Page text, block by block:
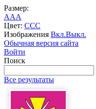
Размер:
AAA
Цвет: CCC
Изображения Вкл.Выкл.
Обычная версия сайта
Войти
Поиск
Все результаты